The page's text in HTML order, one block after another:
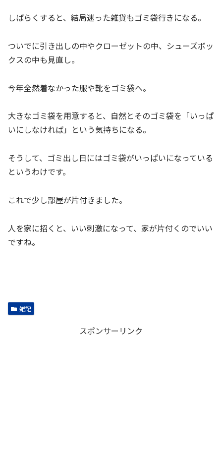
しばらくすると、結局迷った雑貨もゴミ袋行きになる。
ついでに引き出しの中やクローゼットの中、シューズボッ
クスの中も見直し。
今年全然着なかった服や靴をゴミ袋へ。
大きなゴミ袋を用意すると、自然とそのゴミ袋を「いっぱ
いにしなければ」という気持ちになる。
そうして、ゴミ出し日にはゴミ袋がいっぱいになっている
というわけです。
これで少し部屋が片付きました。
人を家に招くと、いい刺激になって、家が片付くのでいい
ですね。
雑記
スポンサーリンク